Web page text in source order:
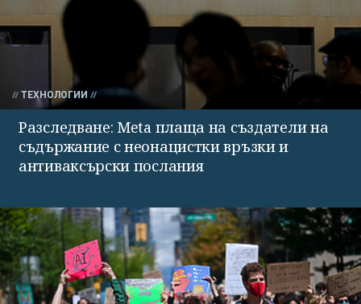
ТЕХНОЛОГИИ
Разследване: Meta плаща на създатели на
съдържание с неонацистки връзки и
антиваксърски послания